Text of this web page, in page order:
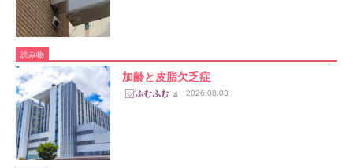
読み物
加齢と皮脂欠乏症
4 2026.08.03